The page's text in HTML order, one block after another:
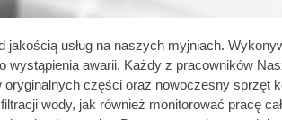
usług na naszych myjniach.
wystąpienia awarii. Każdy z pracowników
części oraz nowoczesny sprzęt
wody, jak również monitorować pracę